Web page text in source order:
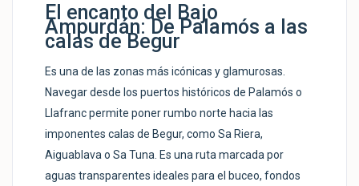
El encanto del Bajo
Ampurdán: De Palamós a las
calas de Begur
Es una de las zonas más icónicas y glamurosas.
Navegar desde los puertos históricos de Palamós o
Llafranc permite poner rumbo norte hacia las
imponentes calas de Begur, como Sa Riera,
Aiguablava o Sa Tuna. Es una ruta marcada por
aguas transparentes ideales para el buceo, fondos